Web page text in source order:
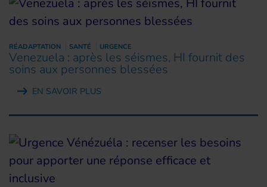
RÉADAPTATION SANTÉ URGENCE
Venezuela : après les séismes, HI fournit des
soins aux personnes blessées
EN SAVOIR PLUS